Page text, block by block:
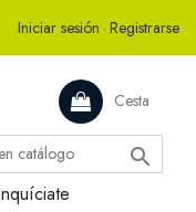
Iniciar sesión · Registrarse
Cesta
